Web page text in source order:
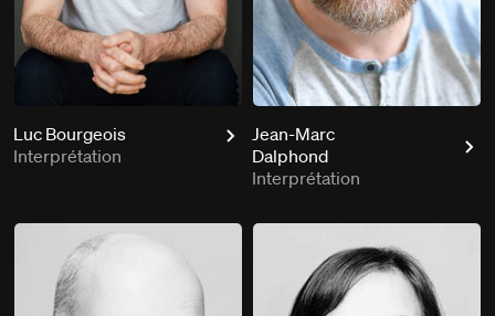
Luc Bourgeois
Interprétation
Jean-Marc
Dalphond
Interprétation